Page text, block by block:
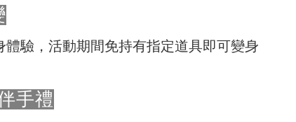
體驗，活動期間免持有指定道具即可變身
手禮